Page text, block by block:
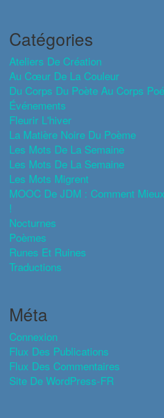
Catégories
Ateliers De Création
Au Cœur De La Couleur
Du Corps Du Poète Au Corps
Événements
Fleurir L'hiver
La Matière Noire Du Poème
Les Mots De La Semaine
Les Mots De La Semaine
Les Mots Migrent
MOOC De JDM : Comment
!
Nocturnes
Poèmes
Runes Et Ruines
Traductions
Méta
Connexion
Flux Des Publications
Flux Des Commentaires
Site De WordPress-FR